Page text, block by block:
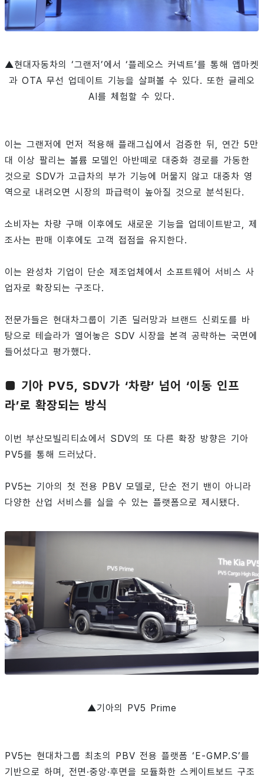
▲현대자동차의 ‘그랜저’에서 ‘플레오스 커넥트’를 통해 앱마켓
과 OTA 무선 업데이트 기능을 살펴볼 수 있다. 또한 글레오
AI를 체험할 수 있다.
이는 그랜저에 먼저 적용해 플래그십에서 검증한 뒤, 연간 5만
대 이상 팔리는 볼륨 모델인 아반떼로 대중화 경로를 가동한
것으로 SDV가 고급차의 부가 기능에 머물지 않고 대중차 영
역으로 내려오면 시장의 파급력이 높아질 것으로 분석된다.
소비자는 차량 구매 이후에도 새로운 기능을 업데이트받고, 제
조사는 판매 이후에도 고객 접점을 유지한다.
이는 완성차 기업이 단순 제조업체에서 소프트웨어 서비스 사
업자로 확장되는 구조다.
전문가들은 현대차그룹이 기존 딜러망과 브랜드 신뢰도를 바
탕으로 테슬라가 열어놓은 SDV 시장을 본격 공략하는 국면에
들어섰다고 평가했다.
■ 기아 PV5, SDV가 ‘차량’ 넘어 ‘이동 인프
라’로 확장되는 방식
이번 부산모빌리티쇼에서 SDV의 또 다른 확장 방향은 기아
PV5를 통해 드러났다.
PV5는 기아의 첫 전용 PBV 모델로, 단순 전기 밴이 아니라
다양한 산업 서비스를 실을 수 있는 플랫폼으로 제시됐다.
▲기아의 PV5 Prime
PV5는 현대차그룹 최초의 PBV 전용 플랫폼 ‘E-GMP.S’를
기반으로 하며, 전면·중앙·후면을 모듈화한 스케이트보드 구조